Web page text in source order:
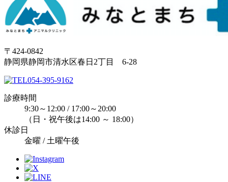
〒424-0842
静岡県静岡市清水区春日2丁目 6-28
054-395-9162
診療時間
9:30～12:00 / 17:00～20:00
（日・祝午後は14:00 ～ 18:00）
休診日
金曜 / 土曜午後